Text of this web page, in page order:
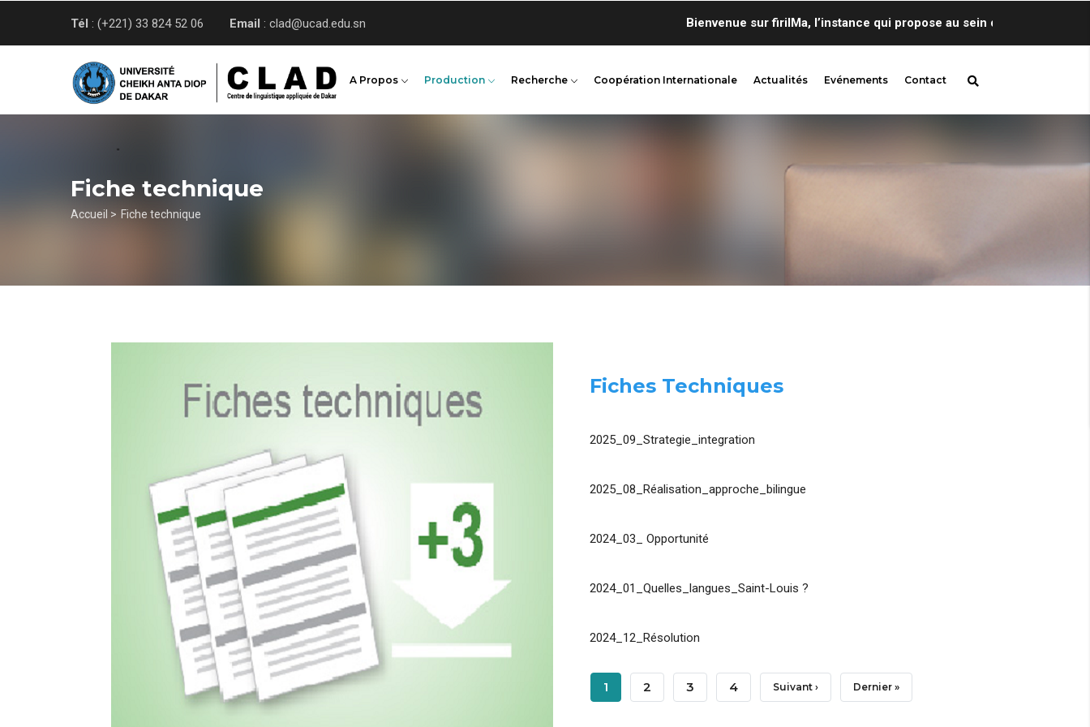
Tél : (+221) 33 824 52 06 Email : clad@ucad.edu.sn Bienvenue sur firilMa, l’instance qui propose au sein de Centre de
A Propos Production Recherche Coopération Internationale Actualités Evénements Contact
Fiche technique
Fil
Accueil > Fiche technique
Fiches Techniques
2025_09_Strategie_integration
2025_08_Réalisation_approche_bilingue
2024_03_ Opportunité
2024_01_Quelles_langues_Saint-Louis ?
2024_12_Résolution
Pagination
Page
1 Page
2 Page
3 Page
4 Page
Suivant › Dernière
Dernier »